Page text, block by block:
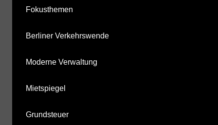
Fokusthemen
Berliner Verkehrswende
Moderne Verwaltung
Mietspiegel
Grundsteuer